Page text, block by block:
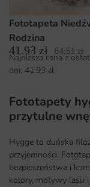
Fototapeta
Rodzina
41.93 zł 64.51zł
Najniższa cena z
dni: 41.93 zł
Fototapety
przytulne
Hygge to duńska
przyjemności.
bezpieczeństwa i
kolory, motywy lasu i